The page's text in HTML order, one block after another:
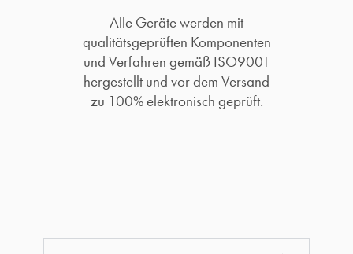
Alle Geräte werden mit
qualitätsgeprüften Komponenten
und Verfahren gemäß ISO9001
hergestellt und vor dem Versand
zu 100% elektronisch geprüft.​